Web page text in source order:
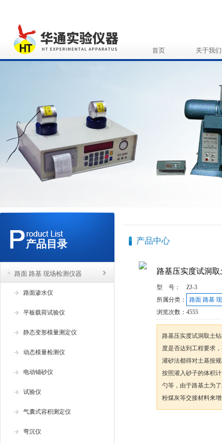
首页 关于我们
产品目录
路面 路基 现场检测仪器
路面渗水仪
平板载荷试验仪
静态变形模量测定仪
动态模量检测仪
电动铺砂仪
试验仪
气囊式容积测定仪
弯沉仪
产品中心
路基压实度试洞取
型 号：
ZJ-3
所属分类：
路面 路基
浏览次数： 4555
路基压实度试洞取土
度是否达到工程要求
灌砂法都得对土基按
按照灌入砂子的体积
勺等，由于路基土为
粉煤灰等交接材料来